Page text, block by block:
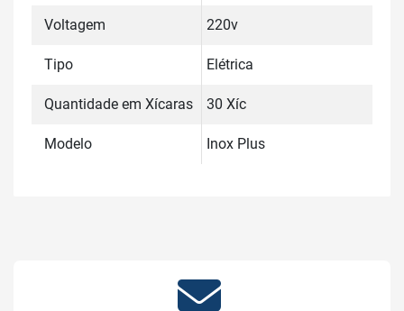
Voltagem 220v
Tipo Elétrica
Quantidade em Xícaras 30 Xíc
Modelo Inox Plus